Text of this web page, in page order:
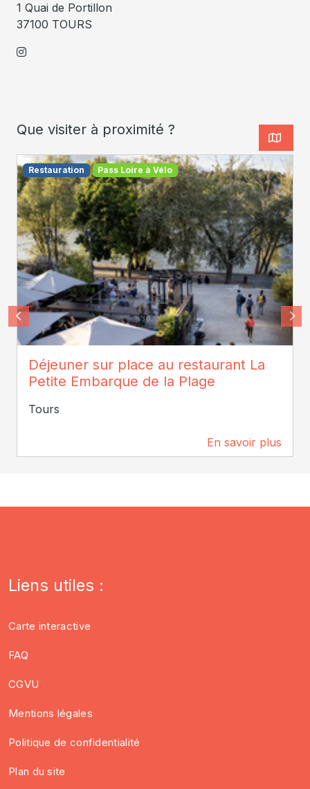
1 Quai de Portillon
37100 TOURS
Que visiter à proximité ?
Restauration Pass Loire à Vélo
Déjeuner sur place au restaurant La
Petite Embarque de la Plage
Tours
En savoir plus
Liens utiles :
Carte interactive
FAQ
CGVU
Mentions légales
Politique de confidentialité
Plan du site